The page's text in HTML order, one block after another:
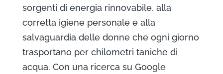
sorgenti di energia rinnovabile, alla
corretta igiene personale e alla
salvaguardia delle donne che ogni giorno
trasportano per chilometri taniche di
acqua. Con una ricerca su Google